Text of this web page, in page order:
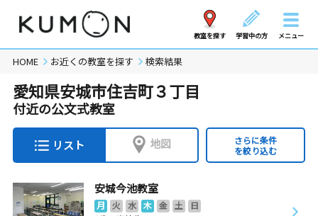
教室を探す 学習中の方 メニュー
HOME お近くの教室を探す 検索結果
愛知県安城市住吉町３丁目
付近の公文式教室
リスト 地図
さらに条件
を絞り込む
安城今池教室
月 火 水 木 金 土
日